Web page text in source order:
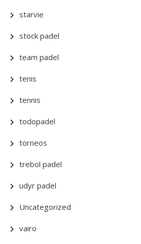
starvie
stock padel
team padel
tenis
tennis
todopadel
torneos
trebol padel
udyr padel
Uncategorized
vairo